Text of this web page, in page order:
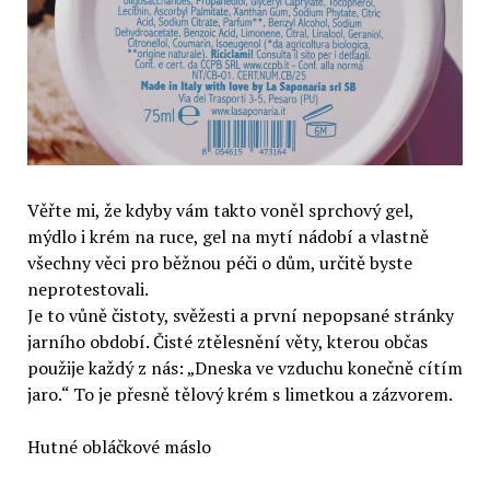
Věřte mi, že kdyby vám takto voněl sprchový gel,
mýdlo i krém na ruce, gel na mytí nádobí a vlastně
všechny věci pro běžnou péči o dům, určitě byste
neprotestovali.
Je to vůně čistoty, svěžesti a první nepopsané stránky
jarního období. Čisté ztělesnění věty, kterou občas
použije každý z nás: „Dneska ve vzduchu konečně cítím
jaro.“ To je přesně tělový krém s limetkou a zázvorem.
Hutné obláčkové máslo